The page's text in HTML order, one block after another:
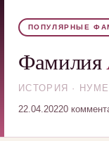
ПОПУЛЯРНЫЕ
Фамилия
ИСТОРИЯ ·
22.04.20220